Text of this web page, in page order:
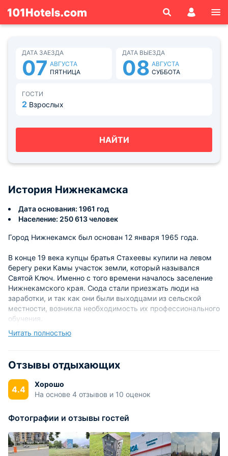
ДАТА ЗАЕЗДА
07 АВГУСТА
ПЯТНИЦА
ДАТА ВЫЕЗДА
08 АВГУСТА
СУББОТА
ГОСТИ
2 Взрослых
НАЙТИ
История Нижнекамска
Дата основания: 1961 год
Население: 250 613 человек
Город Нижнекамск был основан 12 января 1965 года.
В конце 19 века купцы братья Стахеевы купили на левом
берегу реки Камы участок земли, который назывался
Святой Ключ. Именно с того времени началось заселение
Нижнекамского края. Сюда стали приезжать люди на
заработки, и так как они были выходцами из сельской
местности, возникла необходимость их профессионального
обучения.
По статистике 1901 года, село считалось самым крупным
подворий, в которых проживало более 2 тыс. человек.
Строительство города началось в 1961 году, в связи со
строительством нефтехимического комбината. В этом же
году был построен первый жилой дом. Благодаря
был присвоен статус города.
Строительство велось комплексно, днем и ночью: вместе с
жилыми домами строились детские садики, школы,
Читать полностью
Отзывы отдыхающих
4.4
Хорошо
На основе 4 отзывов и 10 оценок
Фотографии и отзывы гостей